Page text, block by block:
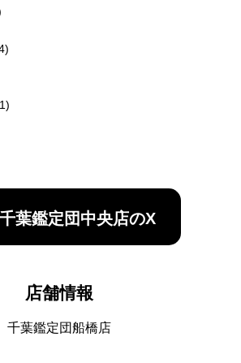
千葉鑑定団中央店のX
店舗情報
千葉鑑定団船橋店